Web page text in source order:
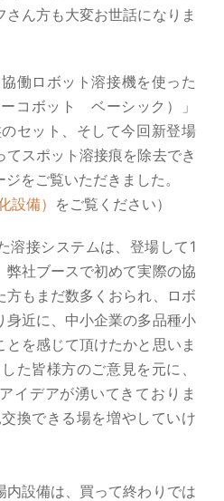
ん方も大変お世話になりま
働ロボット溶接機を使った
コボット ベーシック）」
セット、そして今回新登場
スポット溶接痕を除去でき
をご覧いただきました。
設備） をご覧ください）
溶接システムは、登場して1
弊社ブースで初めて実際の協
方もまだ数多くおられ、ロボ
身近に、中小企業の多品種小
とを感じて頂けたかと思いま
た皆様方のご意見を元に、
イデアが湧いてきておりま
換できる場を増やしていけ
設備は、買って終わりでは